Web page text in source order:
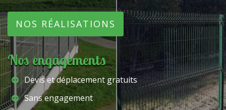
NOS RÉALISATIONS
Nos engagements
Devis et déplacement gratuits
Sans engagement